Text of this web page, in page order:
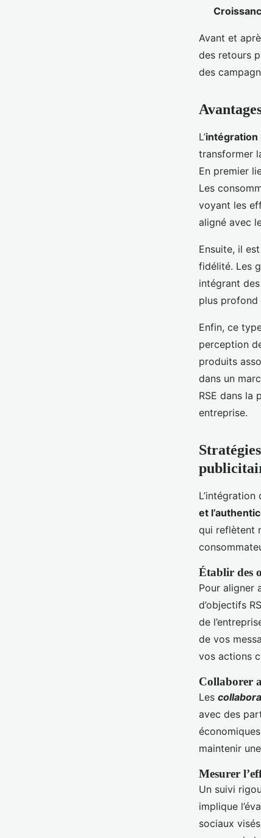
Avant et
des retours
des
L’intégration
transformer
En premier
Les
voyant les
aligné avec
Ensuite, il
fidélité. Les
intégrant
plus
Enfin, ce
perception
produits
dans un
RSE dans la
entreprise.
L’intégration
et
qui reflètent
Établir des
Pour aligner
d’objectifs
de
de vos
vos actions
Collaborer
Les
avec des
maintenir
Mesurer
Un suivi
implique
sociaux